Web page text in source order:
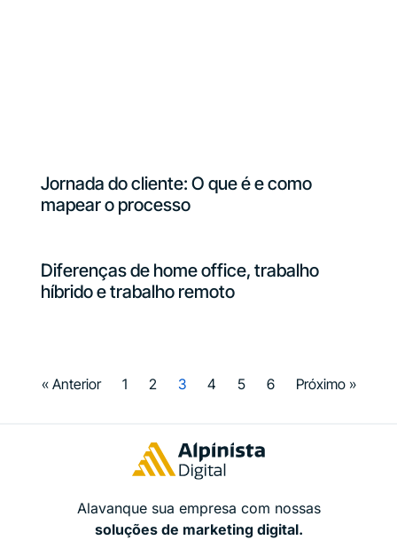
Jornada do cliente: O que é e como
mapear o processo
Diferenças de home office, trabalho
híbrido e trabalho remoto
« Anterior 1 2 3 4 5 6 Próximo »
Alavanque sua empresa com nossas
soluções de marketing digital.